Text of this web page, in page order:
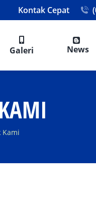
Kontak Cepat
Galeri News
Kami